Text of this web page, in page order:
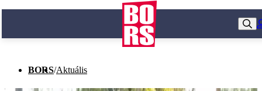
BORS/Aktuális